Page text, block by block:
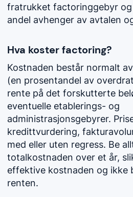
fratrukket factoringgebyr
andel avhenger av avtalen
Hva koster factoring?
Kostnaden består normalt
(en prosentandel av
rente på det forskutterte
eventuelle etablerings- og
administrasjonsgebyrer.
kredittvurdering,
med eller uten regress. Be
totalkostnaden over et år,
effektive kostnaden og ikke
renten.